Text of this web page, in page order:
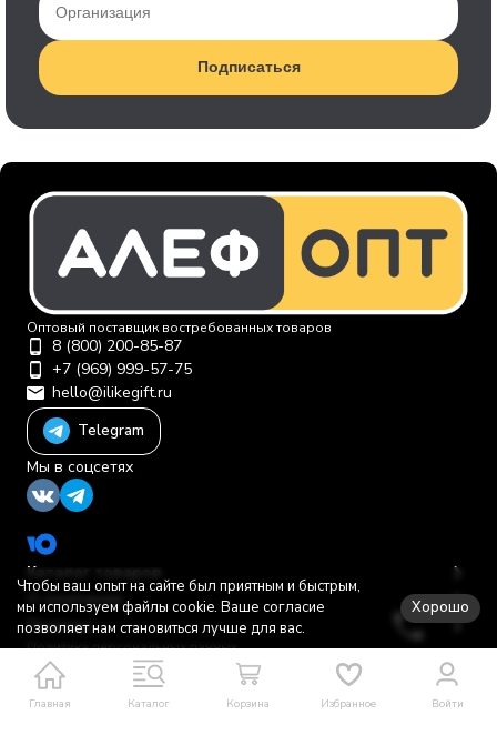
Подписаться
Главная Каталог Корзина Избранное Войти
Оптовый поставщик востребованных товаров
8 (800) 200-85-87
+7 (969) 999-57-75
hello@ilikegift.ru
Telegram
Мы в соцсетях
Каталог товаров
О компании
Помощь
Политика персональных данных
© 2012-2026 ООО "Первая торговая компания"
Чтобы ваш опыт на сайте был приятным и быстрым,
мы используем файлы cookie. Ваше согласие
позволяет нам становиться лучше для вас.
Хорошо